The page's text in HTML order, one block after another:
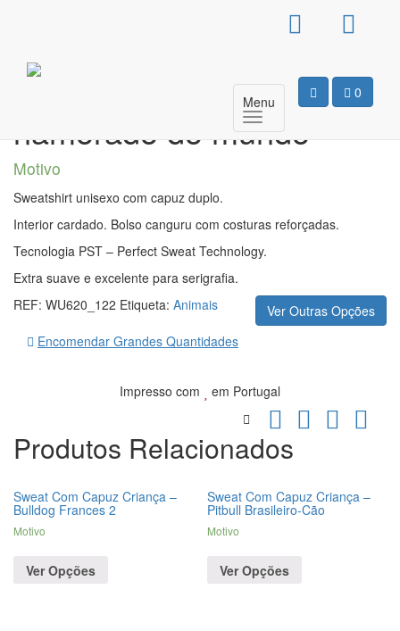
0
Menu
Sweat Com Capuz
Unissexo – Melhor
namorado do mundo
Motivo
Sweatshirt unisexo com capuz duplo.
Interior cardado. Bolso canguru com costuras reforçadas.
Tecnologia PST – Perfect Sweat Technology.
Extra suave e excelente para serigrafia.
Ver Outras Opções
REF: WU620_122 Etiqueta: Animais
Encomendar Grandes Quantidades
Impresso com em Portugal
Produtos Relacionados
Sweat Com Capuz Criança –
Bulldog Frances 2
Motivo
Ver Opções
Sweat Com Capuz Criança –
Pitbull Brasileiro-Cão
Motivo
Ver Opções